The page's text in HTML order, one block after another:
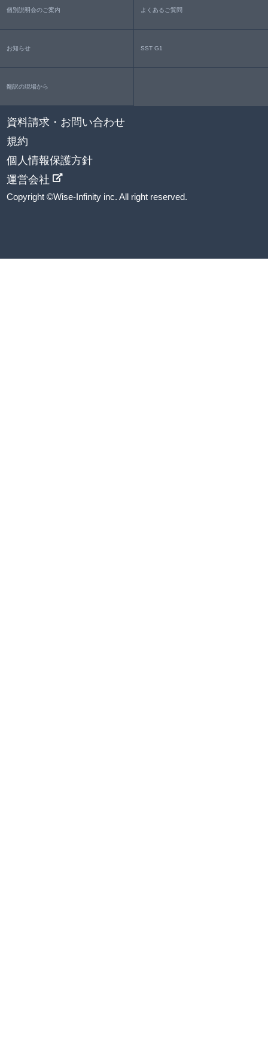
個別説明会のご案内 よくあるご質問
お知らせ SST G1
翻訳の現場から
資料請求・お問い合わせ
規約
個人情報保護方針
運営会社
Copyright ©Wise-Infinity inc. All right reserved.